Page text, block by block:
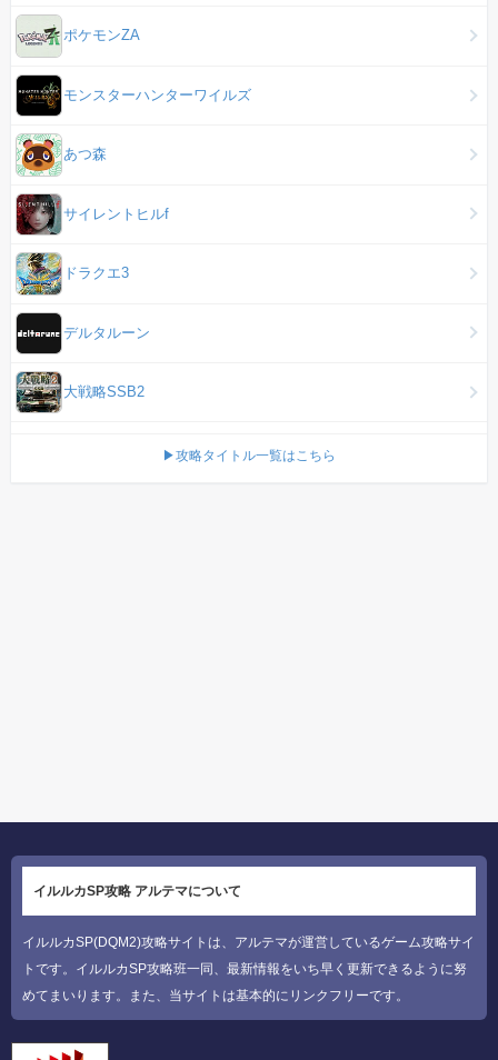
ポケモンZA
モンスターハンターワイルズ
あつ森
サイレントヒルf
ドラクエ3
デルタルーン
大戦略SSB2
▶攻略タイトル一覧はこちら
イルルカSP攻略 アルテマについて
イルルカSP(DQM2)攻略サイトは、アルテマが運営しているゲーム攻略サイ
トです。イルルカSP攻略班一同、最新情報をいち早く更新できるように努
めてまいります。また、当サイトは基本的にリンクフリーです。